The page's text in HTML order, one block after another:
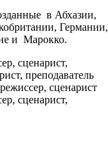
в Абхазии,
Германии,
и Марокко.
сценарист,
преподаватель
сценарист
сценарист,